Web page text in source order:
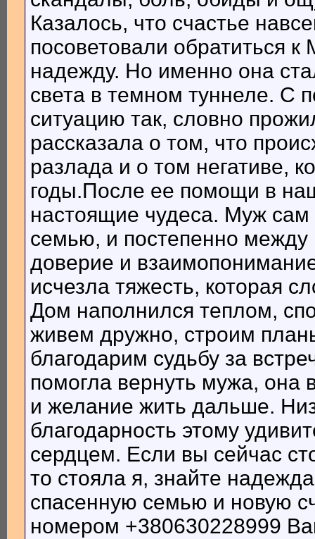
Казалось, что счастье
посоветовали обратиться
надежду. Но именно она
света в темном туннеле. С
ситуацию так, словно
рассказала о том, что
разлада и о том негативе,
годы.После ее помощи в
настоящие чудеса. Муж сам
семью, и постепенно
доверие и
исчезла тяжесть, которая
Дом наполнился теплом,
живем дружно, строим
благодарим судьбу за
помогла вернуть мужа, она
и желание жить дальше.
благодарность этому
сердцем. Если вы сейчас
то стояла я, знайте
спасенную семью и новую
номером +380630228999